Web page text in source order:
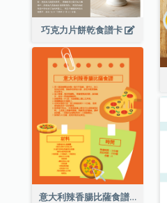
巧克力片餅乾食譜卡
意大利辣香腸比薩食譜卡